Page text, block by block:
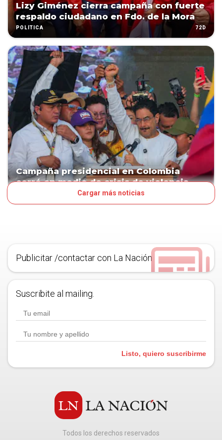
Lizy Giménez cierra campaña con fuerte
respaldo ciudadano en Fdo. de la Mora
POLÍTICA 72D
Campaña presidencial en Colombia
cerró en medio de crisis de violencia
Cargar más noticias
Publicitar /contactar con La Nación
Suscribite al mailing.
Listo, quiero suscribirme
Todos los derechos reservados